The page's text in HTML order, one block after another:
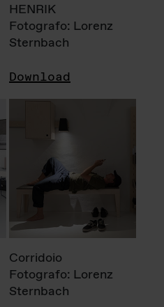
HENRIK
Fotografo: Lorenz
Sternbach
Download
Corridoio
Fotografo: Lorenz
Sternbach